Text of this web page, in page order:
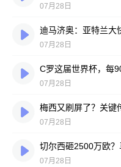
07月28日
07月28日
C罗这届世界杯，每
07月28日
07月28日
07月28日